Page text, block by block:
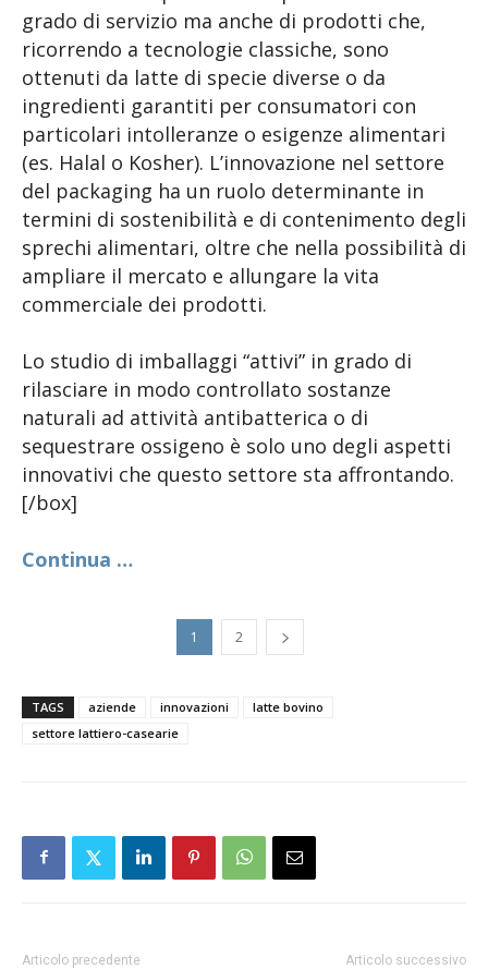
grado di servizio ma anche di prodotti che,
ricorrendo a tecnologie classiche, sono
ottenuti da latte di specie diverse o da
ingredienti garantiti per consumatori con
particolari intolleranze o esigenze alimentari
(es. Halal o Kosher). L’innovazione nel settore
del packaging ha un ruolo determinante in
termini di sostenibilità e di contenimento degli
sprechi alimentari, oltre che nella possibilità di
ampliare il mercato e allungare la vita
commerciale dei prodotti.
Lo studio di imballaggi “attivi” in grado di
rilasciare in modo controllato sostanze
naturali ad attività antibatterica o di
sequestrare ossigeno è solo uno degli aspetti
innovativi che questo settore sta affrontando.
[/box]
Continua …
1 2
TAGS aziende innovazioni
latte bovino
settore lattiero-casearie
Articolo precedente Articolo successivo